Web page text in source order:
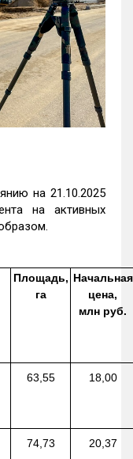
на 21.10.2025
на активных
Площадь,
га
Начальная
цена,
млн руб.
63,55 18,00
74,73 20,37